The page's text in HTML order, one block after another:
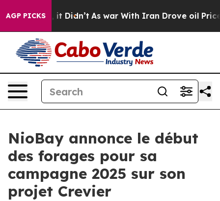
AGP PICKS
Well, it Didn’t As war With Iran Drove oil Prices
NioBay annonce le début
des forages pour sa
campagne 2025 sur son
projet Crevier